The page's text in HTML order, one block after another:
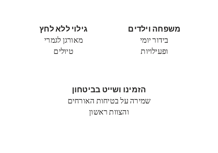
גילוי ללא לחץ
מאורגן לגמרי
טיולים
משפחה וילדים
בידור יומי
ופעילויות
הזמינו ושייט בביטחון
שמירה על בטיחות האורחים
והצוות ראשון